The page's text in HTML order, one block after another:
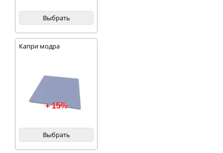
Выбрать
Капри модра
+ 15%
Выбрать